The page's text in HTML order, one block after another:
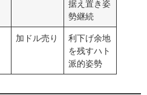
据え置き姿
勢継続
加ドル売り
利下げ余地
を残すハト
派的姿勢